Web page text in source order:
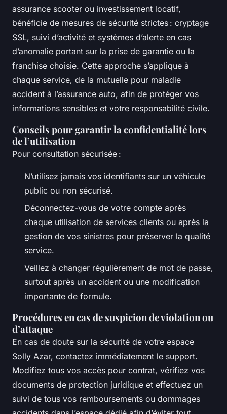
assurance scooter ou investissement locatif,
bénéficie de mesures de sécurité strictes : cryptage
SSL, suivi d’activité et systèmes d’alerte en cas
d’anomalie portant sur la prise de garantie ou la
franchise choisie. Cette approche s’applique à
chaque service, de la mutuelle pour maladie
accident à l’assurance auto, afin de protéger vos
informations sensibles et votre responsabilité civile.
Conseils pour garantir la confidentialité lors
de l’utilisation
Pour consultation sécurisée :
N’utilisez jamais vos identifiants sur un véhicule
public ou non sécurisé.
Déconnectez-vous de votre compte après
chaque utilisation de services clients ou après la
gestion de vos sinistres pour préserver la qualité
service.
Veillez à changer régulièrement de mot de passe,
surtout après un accident ou une modification
importante de formule.
Procédures en cas de suspicion de violation ou
d’attaque
En cas de doute sur la sécurité de votre espace
Solly Azar, contactez immédiatement le support.
Modifiez tous vos accès pour contrat, vérifiez vos
documents de protection juridique et effectuez un
suivi de tous vos remboursements ou dommages